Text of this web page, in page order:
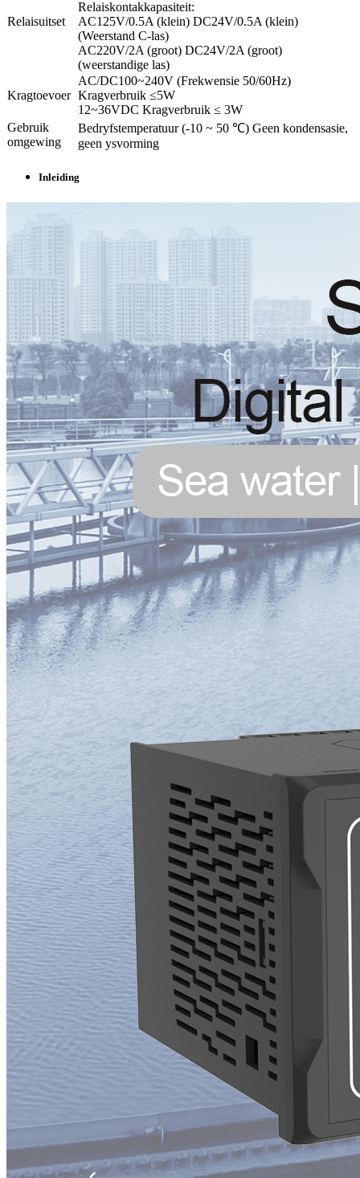
Relaisuitset
Relaiskontakkapasiteit:
AC125V/0.5A (klein) DC24V/0.5A (klein)
(Weerstand C-las)
AC220V/2A (groot) DC24V/2A (groot)
(weerstandige las)
Kragtoevoer
AC/DC100~240V (Frekwensie 50/60Hz)
Kragverbruik ≤5W
12~36VDC Kragverbruik ≤ 3W
Gebruik
omgewing
Bedryfstemperatuur (-10 ~ 50 ℃) Geen kondensasie,
geen ysvorming
Inleiding